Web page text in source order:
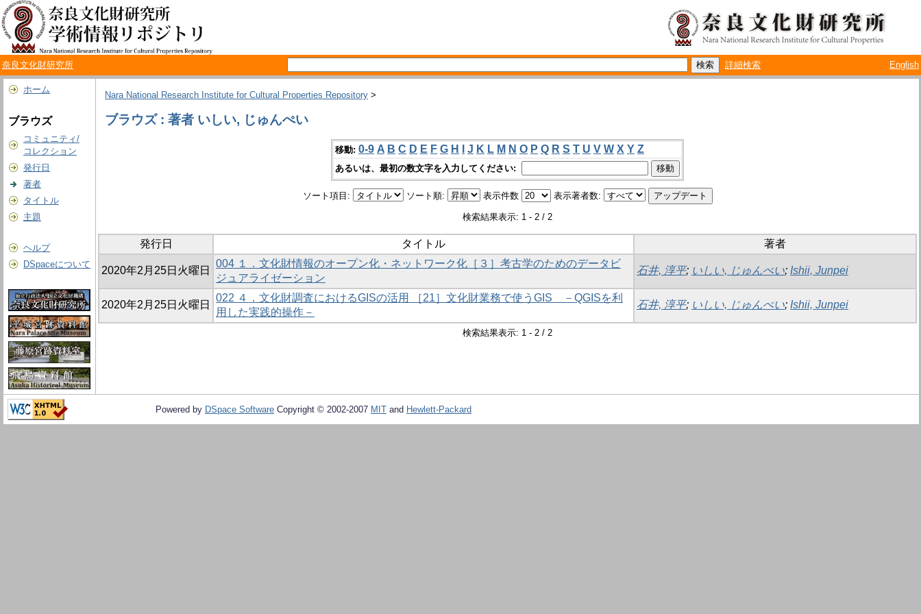
奈良文化財研究所 詳細検索 English
ホーム
ブラウズ
コミュニティ/
コレクション
発行日
著者
タイトル
主題
ヘルプ
DSpaceについて
Nara National Research Institute for Cultural Properties Repository >
ブラウズ : 著者 いしい, じゅんぺい
移動: 0-9 A B C D E F G H J K L M N O P Q R S T U V W X Y Z
あるいは、最初の数文字を入力してください:
ソート項目: ソート順: 表示件数 表示著者数:
検索結果表示: 1 - 2 / 2
発行日 タイトル 著者
2020年2月25日火曜日
004 １．文化財情報のオープン化・ネットワーク化［３］考古学のためのデータビ
ジュアライゼーション
石井, 淳平; いしい, じゅんぺい; Ishii, Junpei
2020年2月25日火曜日
022 ４．文化財調査におけるGISの活用 ［21］文化財業務で使うGIS －QGISを利
用した実践的操作－
石井, 淳平; いしい, じゅんぺい; Ishii, Junpei
検索結果表示: 1 - 2 / 2
Powered by DSpace Software Copyright © 2002-2007 MIT and Hewlett-Packard